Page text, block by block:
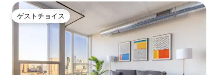
ゲストチョイス
ゲストチョイス